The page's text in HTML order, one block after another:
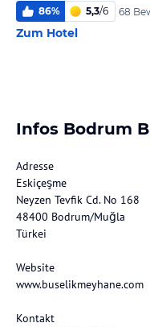
86% 5,3/6 68
Zum Hotel
Infos Bodrum
Adresse
Eskiçeşme
Neyzen Tevfik Cd. No 168
48400 Bodrum/Muğla
Türkei
Website
www.buselikmeyhane.com
Kontakt